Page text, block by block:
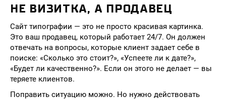
НЕ ВИЗИТКА, А ПРОДАВЕЦ
Сайт типографии — это не просто красивая картинка.
Это ваш продавец, который работает 24/7. Он должен
отвечать на вопросы, которые клиент задает себе в
поиске: «Сколько это стоит?», «Успеете ли к дате?»,
«Будет ли качественно?». Если он этого не делает — вы
теряете клиентов.
Поправить ситуацию можно. Но нужно действовать